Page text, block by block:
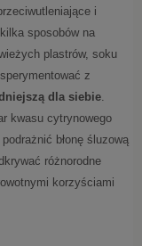
i
sposobów na
plastrów, soku
z
dla siebie.
kwasu cytrynowego
błonę śluzową
różnorodne
korzyściami